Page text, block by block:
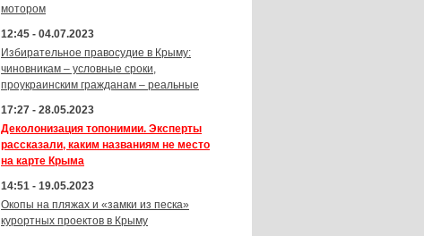
мотором
12:45 - 04.07.2023
Избирательное правосудие в Крыму:
чиновникам – условные сроки,
проукраинским гражданам – реальные
17:27 - 28.05.2023
Деколонизация топонимии. Эксперты
рассказали, каким названиям не место
на карте Крыма
14:51 - 19.05.2023
Окопы на пляжах и «замки из песка»
курортных проектов в Крыму